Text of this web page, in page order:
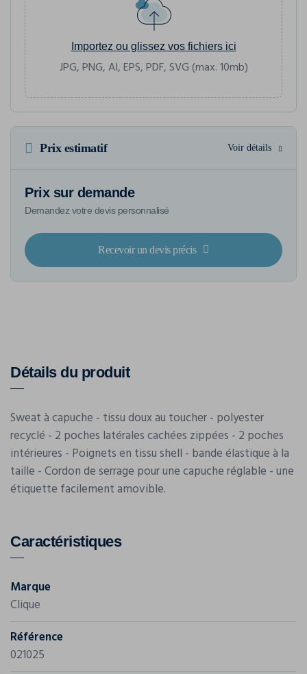
Importez ou glissez vos fichiers ici
JPG, PNG, AI, EPS, PDF, SVG (max. 10mb)
Prix estimatif Voir détails
Prix sur demande
Demandez votre devis personnalisé
Recevoir un devis précis
Détails du produit
Sweat à capuche - tissu doux au toucher - polyester
recyclé - 2 poches latérales cachées zippées - 2 poches
intérieures - Poignets en tissu shell - bande élastique à la
taille - Cordon de serrage pour une capuche réglable - une
étiquette facilement amovible.
Caractéristiques
Marque
Clique
Référence
021025